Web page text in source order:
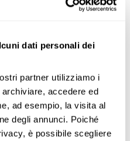
dati personali dei
partner utilizziamo i
accedere ed
ad esempio, la visita al
degli annunci. Poiché
è possibile scegliere
Le zone più importanti e
luogo extraterrestre e
ancora i carri
il vento ha depositato
formando
il viaggio. Lasciata
Valley, si prosegue
Nevada fino a Mammoth
libera e pernottamento